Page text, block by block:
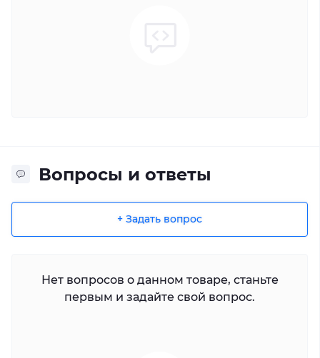
Вопросы и ответы
+ Задать вопрос
Нет вопросов о данном товаре, станьте
первым и задайте свой вопрос.